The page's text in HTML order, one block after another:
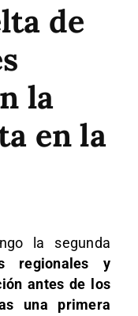
de
la
en la
la segunda
regionales y
antes de los
una primera